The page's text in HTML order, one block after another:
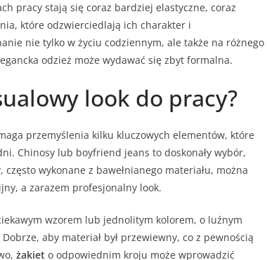
pracy stają się coraz bardziej elastyczne, coraz
które odzwierciedlają ich charakter i
nie tylko w życiu codziennym, ale także na różnego
odzież może wydawać się zbyt formalna.
look do pracy?
przemyślenia kilku kluczowych elementów, które
Chinosy lub boyfriend jeans to doskonały wybór,
wykonane z bawełnianego materiału, można
a zarazem profesjonalny look.
wzorem lub jednolitym kolorem, o luźnym
aby materiał był przewiewny, co z pewnością
żakiet o odpowiednim kroju może wprowadzić